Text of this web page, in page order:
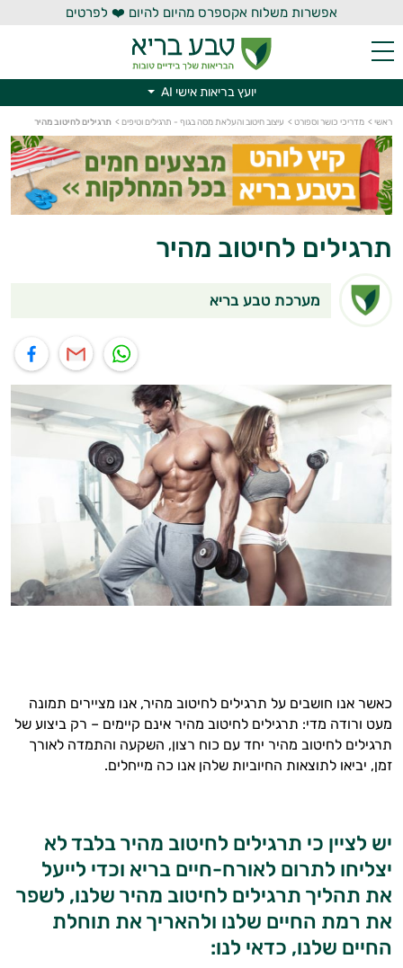
אפשרות משלוח אקספרס מהיום להיום ❤️ לפרטים
יועץ בריאות אישי AI
ראשי > מדריכי כושר וספורט > עיצוב חיטוב והעלאת מסה בגוף - תרגילים וטיפים > תרגילים לחיטוב מהיר
תרגילים לחיטוב מהיר
מערכת טבע בריא
כאשר אנו חושבים על תרגילים לחיטוב מהיר, אנו מציירים תמונה
מעט ורודה מדי: תרגילים לחיטוב מהיר אינם קיימים – רק ביצוע של
תרגילים לחיטוב מהיר יחד עם כוח רצון, השקעה והתמדה לאורך
זמן, יביאו לתוצאות החיוביות שלהן אנו כה מייחלים.
יש לציין כי תרגילים לחיטוב מהיר בלבד לא
יצליחו לתרום לאורח-חיים בריא וכדי לייעל
את תהליך תרגילים לחיטוב מהיר שלנו, לשפר
את רמת החיים שלנו ולהאריך את תוחלת
החיים שלנו, כדאי לנו:
היי,
אני יועץ הבריאות האישי AI של טבע בריא.
התשובות שלי מבוססות על מאגרי מידע קליניים
וספרות מקצועית בתחומי הרפואה הטבעית